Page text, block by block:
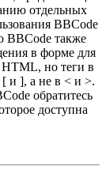
отдельных
BBCode
BBCode также
в форме для
но теги в
и ], а не в < и >.
обратитесь
доступна